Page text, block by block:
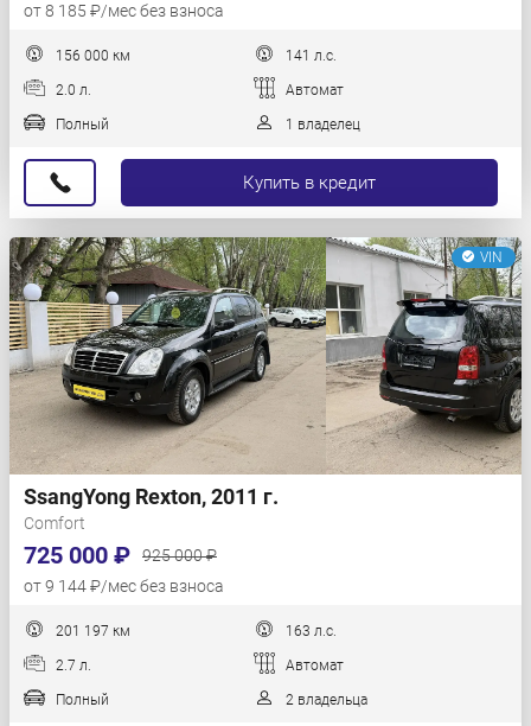
от 8 185 ₽/мес без взноса
156 000 км 141 л.с.
2.0 л. Автомат
Полный 1 владелец
Купить в кредит
VIN
SsangYong Rexton, 2011 г.
Comfort
725 000 ₽
925 000 ₽
от 9 144 ₽/мес без взноса
201 197 км 163 л.с.
2.7 л. Автомат
Полный 2 владельца